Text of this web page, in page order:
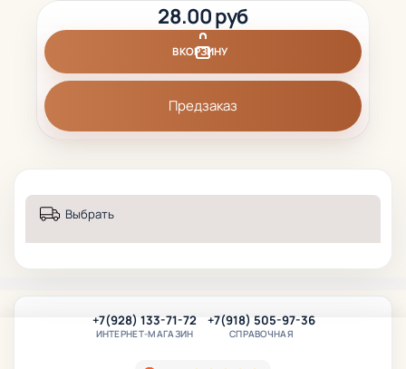
28.00 руб
В КОРЗИНУ
Предзаказ
Выбрать
+7(928) 133-71-72
ИНТЕРНЕТ-МАГАЗИН
+7(918) 505-97-36
СПРАВОЧНАЯ